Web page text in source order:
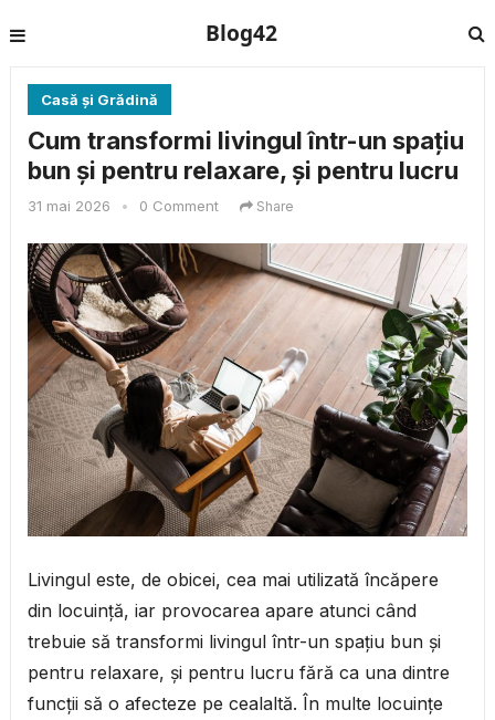
Blog42
Casă și Grădină
Cum transformi livingul într-un spațiu
bun și pentru relaxare, și pentru lucru
31 mai 2026 • 0 Comment Share
Livingul este, de obicei, cea mai utilizată încăpere
din locuință, iar provocarea apare atunci când
trebuie să transformi livingul într-un spațiu bun și
pentru relaxare, și pentru lucru fără ca una dintre
funcții să o afecteze pe cealaltă. În multe locuințe